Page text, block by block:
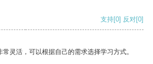
支持[0] 反对[0]
灵活，可以根据自己的需求选择学习方式。